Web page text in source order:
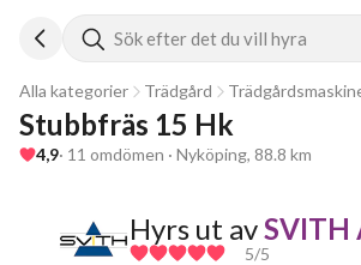
Sök efter det du vill hyra
Alla kategorier Trädgård
Stubbfräs 15 Hk
4,9· 11 omdömen · Nyköping, 88.8 km
Hyrs ut avSVITH
5/5